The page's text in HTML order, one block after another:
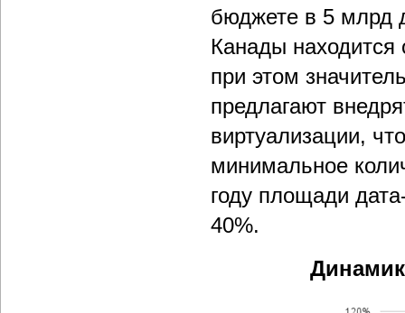
бюджете в 5 млрд
Канады
при этом
предлагают
виртуализации,
минимальное
году площади
40%.